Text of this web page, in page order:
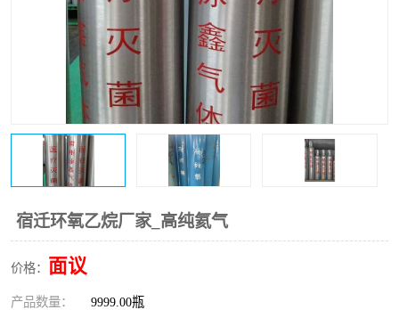
宿迁环氧乙烷厂家_高纯氦气
价格： 面议
产品数量： 9999.00瓶